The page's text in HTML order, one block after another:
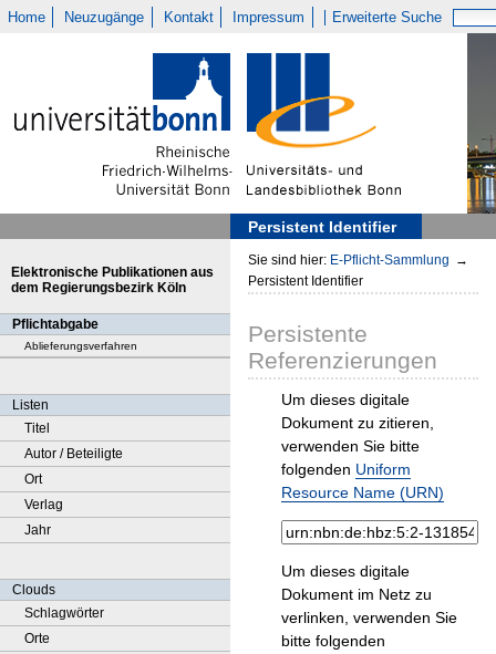
Home Neuzugänge Kontakt Impressum Erweiterte Suche
Persistent Identifier
Elektronische Publikationen aus
dem Regierungsbezirk Köln
Pflichtabgabe
Ablieferungsverfahren
Listen
Titel
Autor / Beteiligte
Ort
Verlag
Jahr
Clouds
Schlagwörter
Orte
Sie sind hier: E-Pflicht-Sammlung →
Persistent Identifier
Persistente
Referenzierungen
Um dieses digitale
Dokument zu zitieren,
verwenden Sie bitte
folgenden Uniform
Resource Name (URN)
Um dieses digitale
Dokument im Netz zu
verlinken, verwenden Sie
bitte folgenden